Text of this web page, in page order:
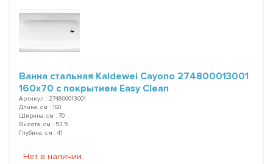
Ванна стальная Kaldewei Cayono 274800013001
160x70 с покрытием Easy Clean
Артикул : 274800013001
Длина, см : 160
Ширина, см : 70
Высота, см : 53.5
Глубина, см : 41
Нет в наличии